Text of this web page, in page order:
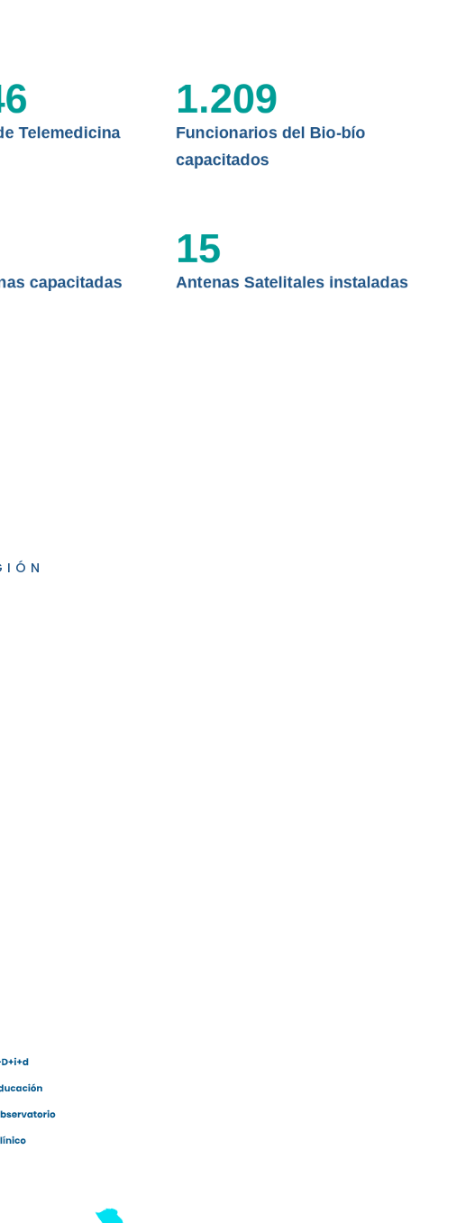
Telemedicina
Funcionarios del Bio-bío
capacitados
1.209
capacitadas Antenas Satelitales instaladas
15